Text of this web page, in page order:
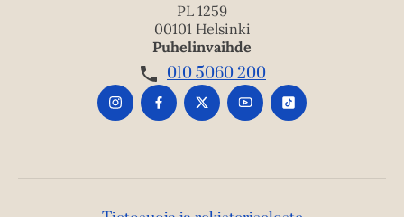
PL 1259
00101 Helsinki
Puhelinvaihde
010 5060 200